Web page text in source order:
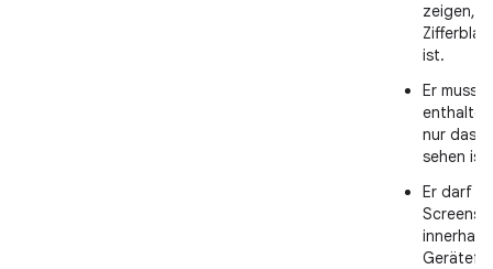
zeigen,
ist.
Er muss
nur das
sehen ist.
Er darf
innerhalb